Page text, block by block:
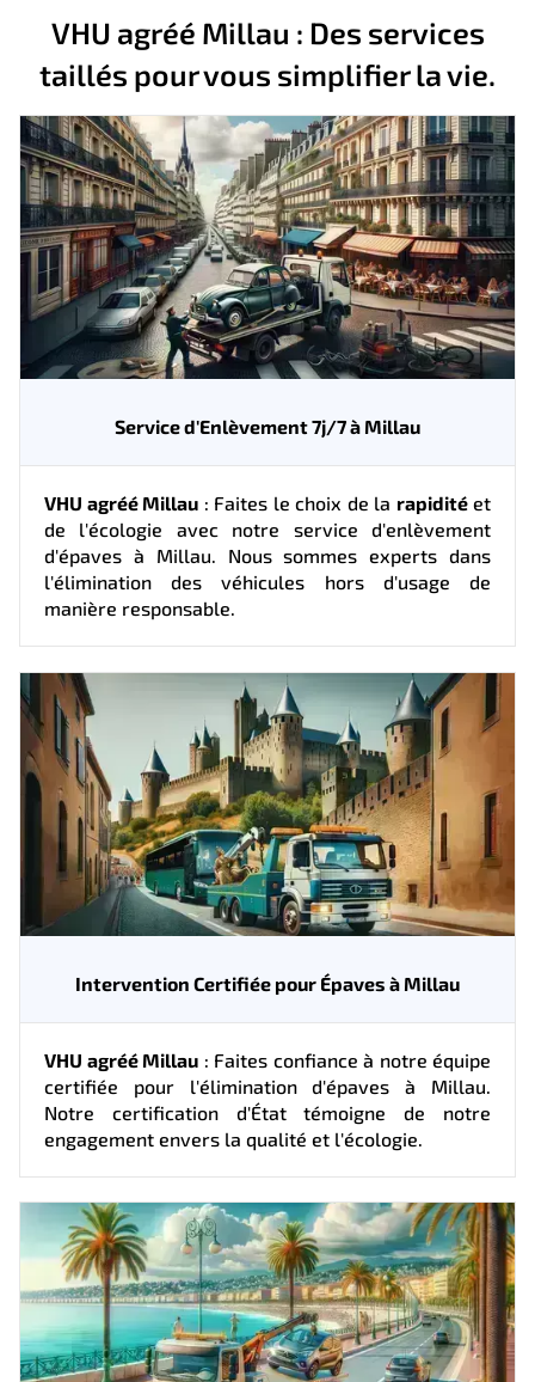
VHU agréé Millau : Des services
taillés pour vous simplifier la vie.
Service d'Enlèvement 7j/7 à Millau
VHU agréé Millau : Faites le choix de la rapiditéet
de l'écologie avec notre service d'enlèvement
d'épaves à Millau. Nous sommes experts dans
l'élimination des véhicules hors d'usage de
manière responsable.
Intervention Certifiée pour Épaves à Millau
VHU agréé Millau : Faites confiance à notre équipe
certifiée pour l'élimination d'épaves à Millau.
Notre certification d'État témoigne de notre
engagement envers la qualité et l'écologie.